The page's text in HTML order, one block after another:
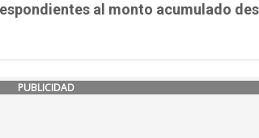
al monto acumulado
PUBLICIDAD